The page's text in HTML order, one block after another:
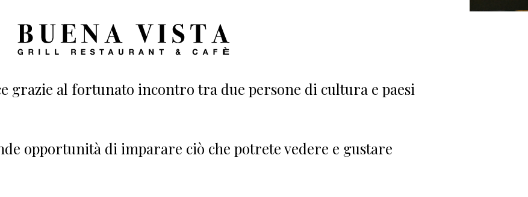
grazie al fortunato incontro tra due persone di cultura e paesi
opportunità di imparare ciò che potrete vedere e gustare